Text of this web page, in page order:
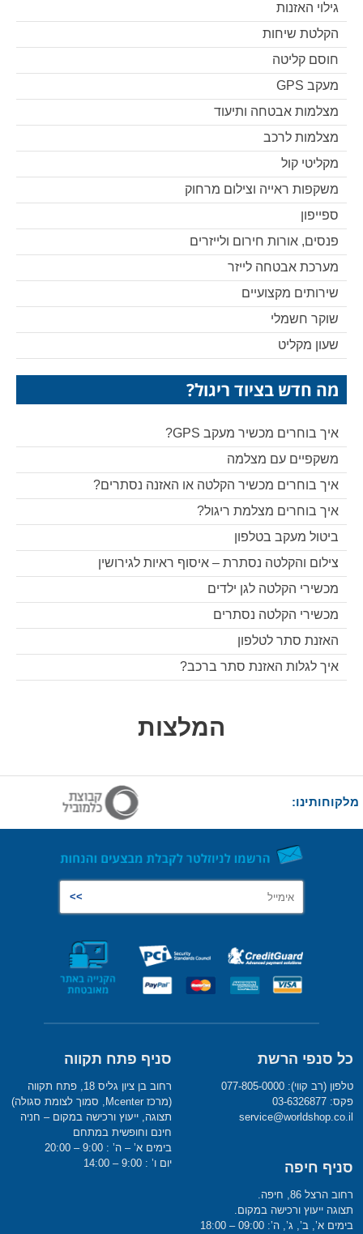
גילוי האזנות
הקלטת שיחות
חוסם קליטה
מעקב GPS
מצלמות אבטחה ותיעוד
מצלמות לרכב
מקליטי קול
משקפות ראייה וצילום מרחוק
ספייפון
פנסים, אורות חירום ולייזרים
מערכת אבטחה לייזר
שירותים מקצועיים
שוקר חשמלי
שעון מקליט
מה חדש בציוד ריגול?
איך בוחרים מכשיר מעקב GPS?
משקפיים עם מצלמה
איך בוחרים מכשיר הקלטה או האזנה נסתרים?
איך בוחרים מצלמת ריגול?
ביטול מעקב בטלפון
צילום והקלטה נסתרת – איסוף ראיות לגירושין
מכשירי הקלטה לגן ילדים
מכשירי הקלטה נסתרים
האזנת סתר לטלפון
איך לגלות האזנת סתר ברכב?
המלצות
מלקוחותינו:
כל סנפי הרשת
טלפון (רב קווי): 077-805-0000
פקס: 03-6326877
service@worldshop.co.il
סניף חיפה
רחוב הרצל 86, חיפה.
תצוגה ייעוץ ורכישה במקום.
בימים א’, ב’, ג’, ה’: 09:00 – 18:00
סניף פתח תקווה
רחוב בן ציון גליס 18, פתח תקווה
(מרכז Mcenter, סמוך לצומת סגולה)
תצוגה, ייעוץ ורכישה במקום – חניה
חינם וחופשית במתחם
בימים א’ – ה’ : 9:00 – 20:00
יום ו’ : 9:00 – 14:00